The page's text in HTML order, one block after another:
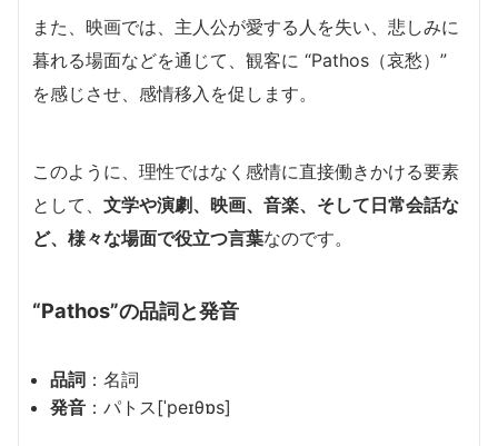
また、映画では、主人公が愛する人を失い、悲しみに
暮れる場面などを通じて、観客に “Pathos（哀愁）”
を感じさせ、感情移入を促します。
このように、理性ではなく感情に直接働きかける要素
として、 文学や演劇、映画、音楽、そして日常会話な
ど、様々な場面で役立つ言葉なのです。
“Pathos”の品詞と発音
品詞 ：名詞
発音 ：パトス[ˈpeɪθɒs]